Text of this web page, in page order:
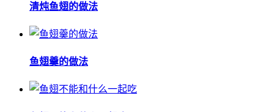
清炖鱼翅的做法
鱼翅羹的做法